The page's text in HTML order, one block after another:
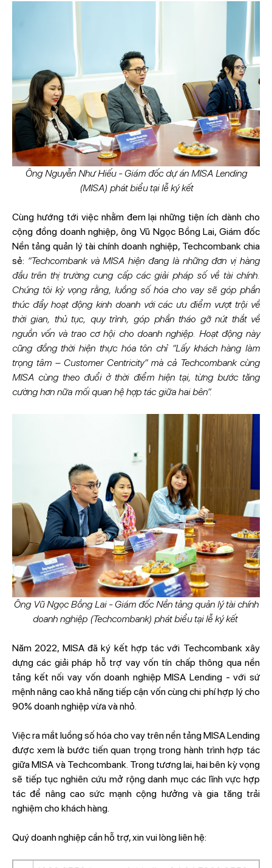
Ông Nguyễn Như Hiếu - Giám đốc dự án MISA Lending
(MISA) phát biểu tại lễ ký kết
Cùng hướng tới việc nhằm đem lại những tiện ích dành cho
cộng đồng doanh nghiệp, ông Vũ Ngọc Bồng Lai, Giám đốc
Nền tảng quản lý tài chính doanh nghiệp, Techcombank chia
sẻ: “Techcombank và MISA hiện đang là những đơn vị hàng
đầu trên thị trường cung cấp các giải pháp số về tài chính.
Chúng tôi kỳ vọng rằng, luồng số hóa cho vay sẽ góp phần
thúc đẩy hoạt động kinh doanh với các ưu điểm vượt trội về
thời gian, thủ tục, quy trình, góp phần tháo gỡ nút thắt về
nguồn vốn và trao cơ hội cho doanh nghiệp. Hoạt động này
cũng đồng thời hiện thực hóa tôn chỉ “Lấy khách hàng làm
trọng tâm – Customer Centricity” mà cả Techcombank cùng
MISA cùng theo đuổi ở thời điểm hiện tại, từng bước tăng
cường hơn nữa mối quan hệ hợp tác giữa hai bên”.
Ông Vũ Ngọc Bồng Lai - Giám đốc Nền tảng quản lý tài chính
doanh nghiệp (Techcombank) phát biểu tại lễ ký kết
Năm 2022, MISA đã ký kết hợp tác với Techcombank xây
dựng các giải pháp hỗ trợ vay vốn tín chấp thông qua nền
tảng kết nối vay vốn doanh nghiệp MISA Lending - với sứ
mệnh nâng cao khả năng tiếp cận vốn cùng chi phí hợp lý cho
90% doanh nghiệp vừa và nhỏ.
Việc ra mắt luồng số hóa cho vay trên nền tảng MISA Lending
được xem là bước tiến quan trọng trong hành trình hợp tác
giữa MISA và Techcombank. Trong tương lai, hai bên kỳ vọng
sẽ tiếp tục nghiên cứu mở rộng danh mục các lĩnh vực hợp
tác để nâng cao sức mạnh cộng hưởng và gia tăng trải
nghiệm cho khách hàng.
Quý doanh nghiệp cần hỗ trợ, xin vui lòng liên hệ: